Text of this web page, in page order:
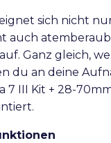
eignet sich nicht
auch
Ganz gleich,
du an deine
7 III Kit + 28-